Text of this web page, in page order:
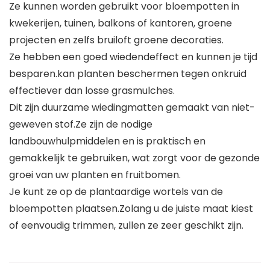
Ze kunnen worden gebruikt voor bloempotten in
kwekerijen, tuinen, balkons of kantoren, groene
projecten en zelfs bruiloft groene decoraties.
Ze hebben een goed wiedendeffect en kunnen je tijd
besparen.kan planten beschermen tegen onkruid
effectiever dan losse grasmulches.
Dit zijn duurzame wiedingmatten gemaakt van niet-
geweven stof.Ze zijn de nodige
landbouwhulpmiddelen en is praktisch en
gemakkelijk te gebruiken, wat zorgt voor de gezonde
groei van uw planten en fruitbomen.
Je kunt ze op de plantaardige wortels van de
bloempotten plaatsen.Zolang u de juiste maat kiest
of eenvoudig trimmen, zullen ze zeer geschikt zijn.